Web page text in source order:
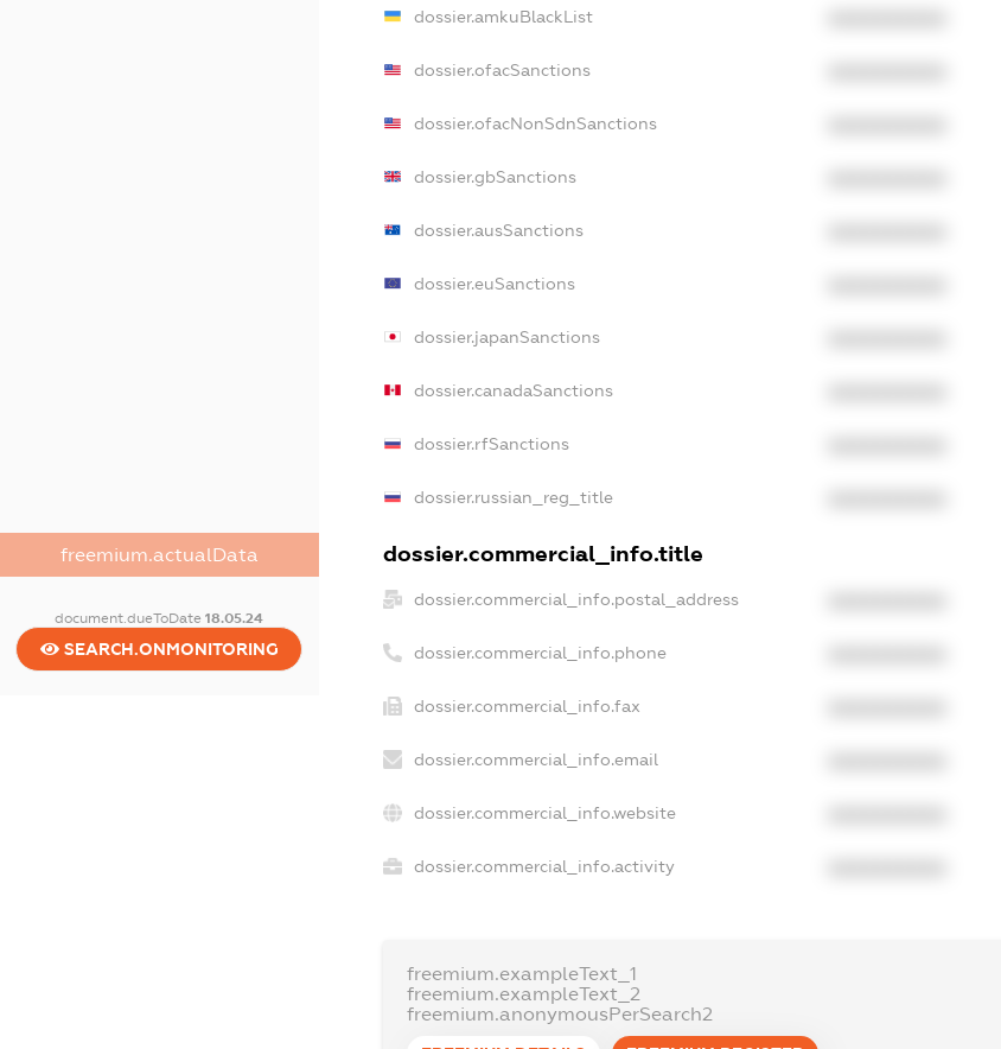
freemium.actualData
document.dueToDate18.05.24
SEARCH.ONMONITORING
dossier.amkuBlackList
dossier.ofacSanctions
dossier.ofacNonSdnSanctions
dossier.gbSanctions
dossier.ausSanctions
dossier.euSanctions
dossier.japanSanctions
dossier.canadaSanctions
dossier.rfSanctions
dossier.russian_reg_title
dossier.commercial_info.title
dossier.commercial_info.postal_address
dossier.commercial_info.phone
dossier.commercial_info.fax
dossier.commercial_info.email
dossier.commercial_info.website
dossier.commercial_info.activity
freemium.exampleText_1
freemium.exampleText_2
freemium.anonymousPerSearch2